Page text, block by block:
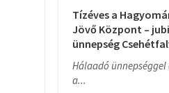
Tízéves a
Jövő Központ –
ünnepség
Hálaadó ünnepséggel
a...